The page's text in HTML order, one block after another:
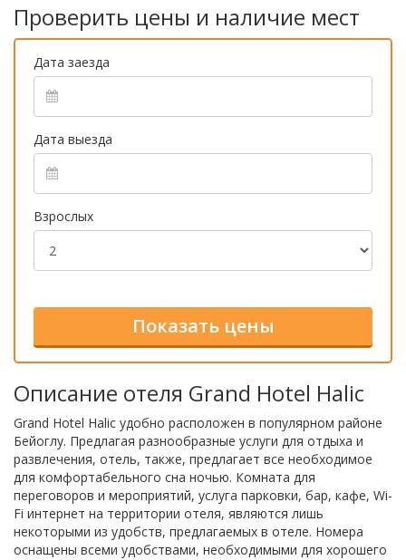
Проверить цены и наличие мест
Дата заезда
Дата выезда
Взрослых
Описание отеля Grand Hotel Halic
Grand Hotel Halic удобно расположен в популярном районе
Бейоглу. Предлагая разнообразные услуги для отдыха и
развлечения, отель, также, предлагает все необходимое
для комфортабельного сна ночью. Комната для
переговоров и мероприятий, услуга парковки, бар, кафе, Wi-
Fi интернет на территории отеля, являются лишь
некоторыми из удобств, предлагаемых в отеле. Номера
оснащены всеми удобствами, необходимыми для хорошего